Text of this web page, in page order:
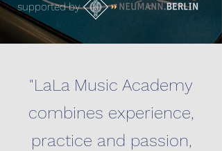
supported by
"LaLa Music Academy
combines experience,
practice and passion,